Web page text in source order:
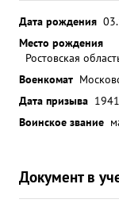
Дата рождения
Место рождения
Ростовская
Военкомат
Дата призыва 1941
Воинское звание
Документ в